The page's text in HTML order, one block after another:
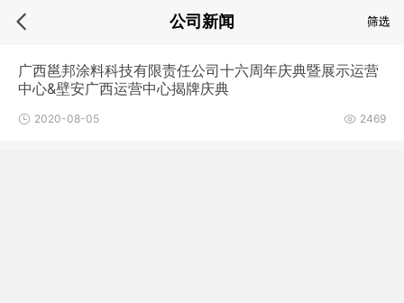
公司新闻
广西邕邦涂料科技有限责任公司十六周年庆典暨展示运营
中心&壁安广西运营中心揭牌庆典
2020-08-05 2469